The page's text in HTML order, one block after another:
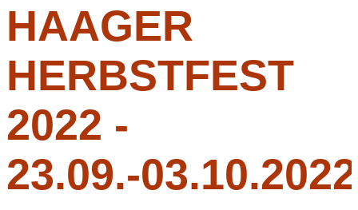
HAAGER
HERBSTFEST
2022 -
23.09.-03.10.2022